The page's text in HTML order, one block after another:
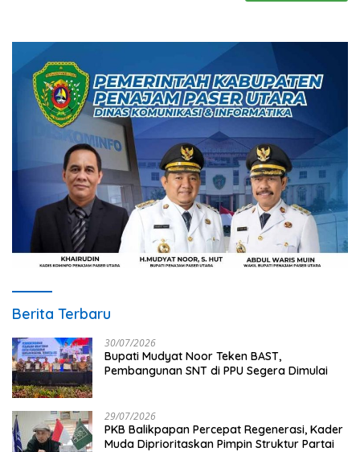
Berita Terbaru
30/07/2026
Bupati Mudyat Noor Teken BAST,
Pembangunan SNT di PPU Segera Dimulai
29/07/2026
PKB Balikpapan Percepat Regenerasi, Kader
Muda Diprioritaskan Pimpin Struktur Partai